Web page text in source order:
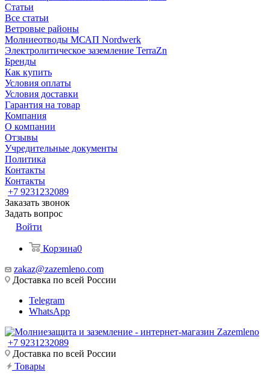
Статьи
Все статьи
Ветровые районы
Молниеотводы МСАП Nordwerk
Электролитическое заземление TerraZn
Бренды
Как купить
Условия оплаты
Условия доставки
Гарантия на товар
Компания
О компании
Отзывы
Учредительные документы
Политика
Контакты
Контакты
+7 9231232089
Заказать звонок
Задать вопрос
Войти
Корзина0
zakaz@zazemleno.com
Доставка по всей России
Telegram
WhatsApp
+7 9231232089
Доставка по всей России
Товары